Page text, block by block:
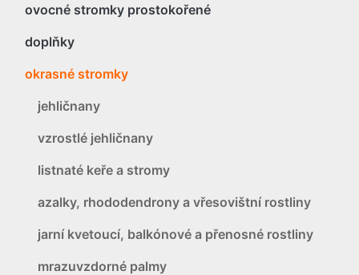
ovocné stromky prostokořené
doplňky
okrasné stromky
jehličnany
vzrostlé jehličnany
listnaté keře a stromy
azalky, rhododendrony a vřesovištní rostliny
jarní kvetoucí, balkónové a přenosné rostliny
mrazuvzdorné palmy